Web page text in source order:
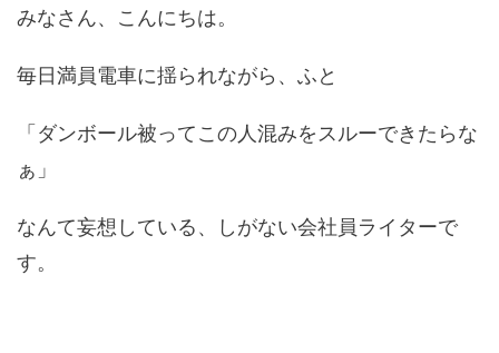
みなさん、こんにちは。
毎日満員電車に揺られながら、ふと
「ダンボール被ってこの人混みをスルーできたらな
ぁ」
なんて妄想している、しがない会社員ライターで
す。